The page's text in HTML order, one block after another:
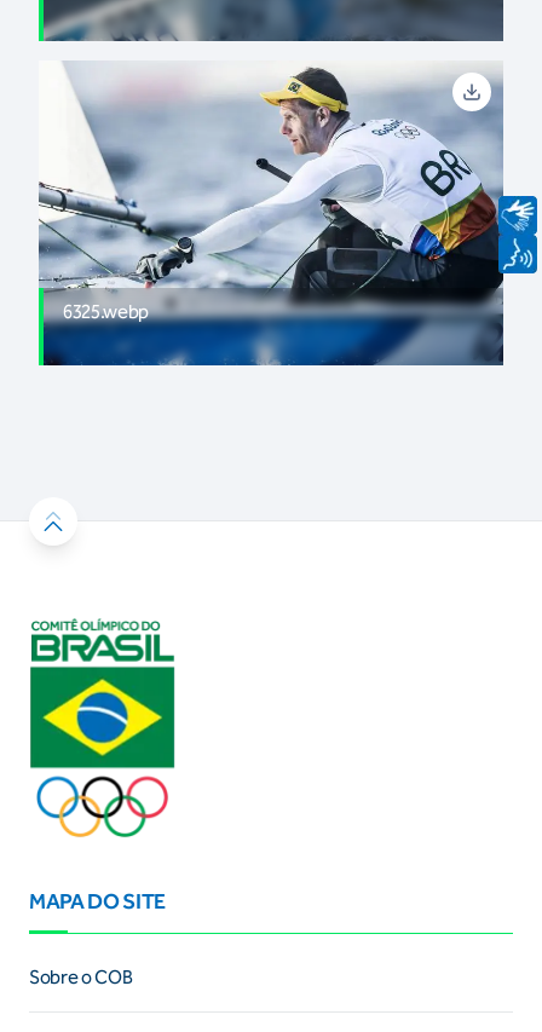
6325.webp
MAPA DO SITE
Sobre o COB